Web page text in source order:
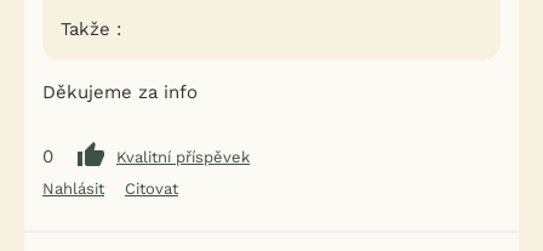
Takže :
Děkujeme za info
0
Kvalitní příspěvek
Nahlásit
Citovat